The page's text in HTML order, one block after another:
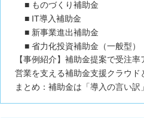
■ ものづくり補助金
■ IT導入補助金
■ 新事業進出補助金
■ 省力化投資補助金（一般型）
【事例紹介】補助金提案で受注
営業を支える補助金支援クラウド
まとめ：補助金は「導入の言い